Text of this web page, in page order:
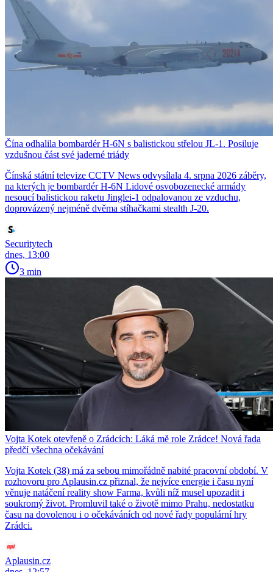
Čína odhalila bombardér H-6N s balistickou střelou JL-1. Posiluje
vzdušnou část své jaderné triády
Čínská státní televize CCTV News odvysílala 4. srpna 2026 záběry,
na kterých je bombardér H-6N Lidové osvobozenecké armády
nesoucí balistickou raketu Jinglei-1 odpalovanou ze vzduchu,
doprovázený nejméně dvěma stíhačkami stealth J-20.
Securitytech
dnes, 13:00
3 min
Vojta Kotek otevřeně o Zrádcích: Láká mě role Zrádce! Nová řada
předčí všechna očekávání
Vojta Kotek (38) má za sebou mimořádně nabité pracovní období. V
rozhovoru pro Aplausin.cz přiznal, že nejvíce energie i času nyní
věnuje natáčení reality show Farma, kvůli níž musel upozadit i
soukromý život. Promluvil také o životě mimo Prahu, nedostatku
času na dovolenou i o očekáváních od nové řady populární hry
Zrádci.
Aplausin.cz